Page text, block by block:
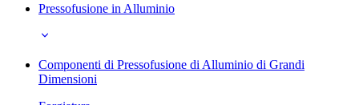
Pressofusione in Alluminio
Componenti di Pressofusione di Alluminio di Grandi
Dimensioni